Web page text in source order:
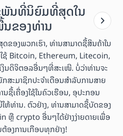
ນທີ່ນິຍົມທີ່ສຸດໃນ
ຂອງທ່ານ
ອງພວກເຮົາ, ທ່ານສາມາດຊື້ສິນຄ້າໃນ
ຊ້ Bitcoin, Ethereum, Litecoin,
ນດິຈິຕອລອື່ນໆທີ່ສະເໜີ. ບໍ່ວ່າທ່ານຈະ
ສະມາຊິກປະຈຳເດືອນສຳລັບການສາຍ
ຊື້ເຄື່ອງໃຊ້ໃນຄົວເຮືອນ, ອຸປະກອນ
ຫ້ທ່ານ. ຕົວຢ່າງ, ທ່ານສາມາດຊື້ບັດຂອງ
ຫຼື crypto ອື່ນໆໄດ້ຢ່າງງ່າຍດາຍເພື່ອ
ອງການເກືອບທຸກຢ່າງ!